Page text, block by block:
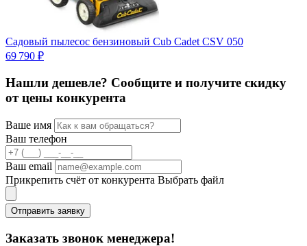
Садовый пылесос бензиновый Cub Cadet CSV 050
69 790 ₽
Нашли дешевле? Сообщите и получите скидку
от цены конкурента
Ваше имя
Ваш телефон
Ваш email
Прикрепить счёт от конкурента Выбрать файл
Отправить заявку
Заказать звонок менеджера!